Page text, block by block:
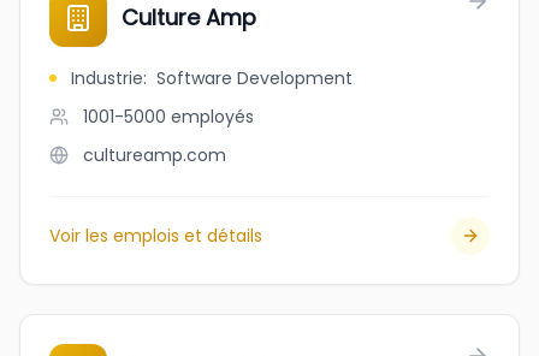
Culture Amp
Industrie: Software Development
1001-5000 employés
cultureamp.com
Voir les emplois et détails